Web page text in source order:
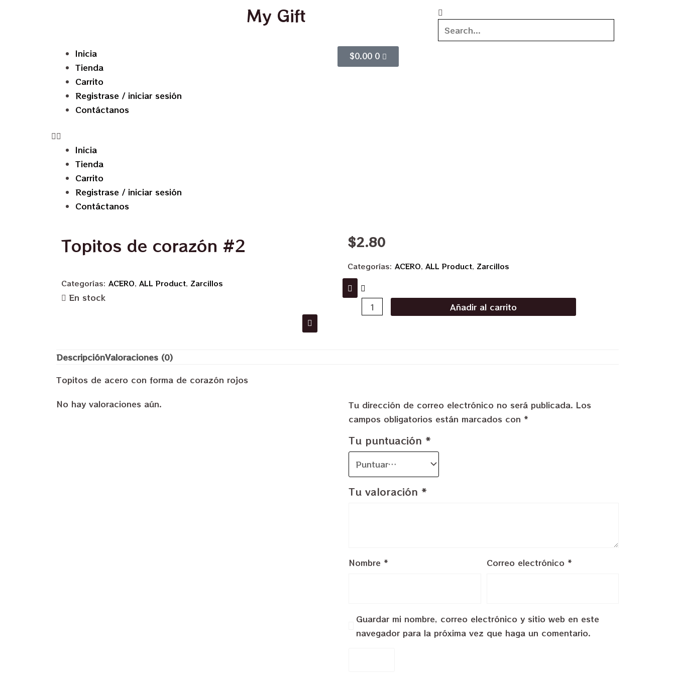
My Gift
Inicia
Tienda
Carrito
Registrase / iniciar sesión
Contáctanos
Inicia
Tienda
Carrito
Registrase / iniciar sesión
Contáctanos
$0.00 0
Topitos de corazón #2
Categorías: ACERO, ALL Product, Zarcillos
En stock
$2.80
Categorías: ACERO, ALL Product, Zarcillos
Añadir al carrito
DescripciónValoraciones (0)
Topitos de acero con forma de corazón rojos
No hay valoraciones aún.
Tu dirección de correo electrónico no será publicada. Los
campos obligatorios están marcados con *
Tu puntuación *
Tu valoración *
Nombre * Correo electrónico *
Guardar mi nombre, correo electrónico y sitio web en este
navegador para la próxima vez que haga un comentario.